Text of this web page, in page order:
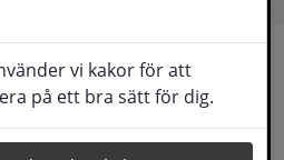
vi kakor för att
på ett bra sätt för dig.
tidsperiod
Lyssna
allmänheten vid